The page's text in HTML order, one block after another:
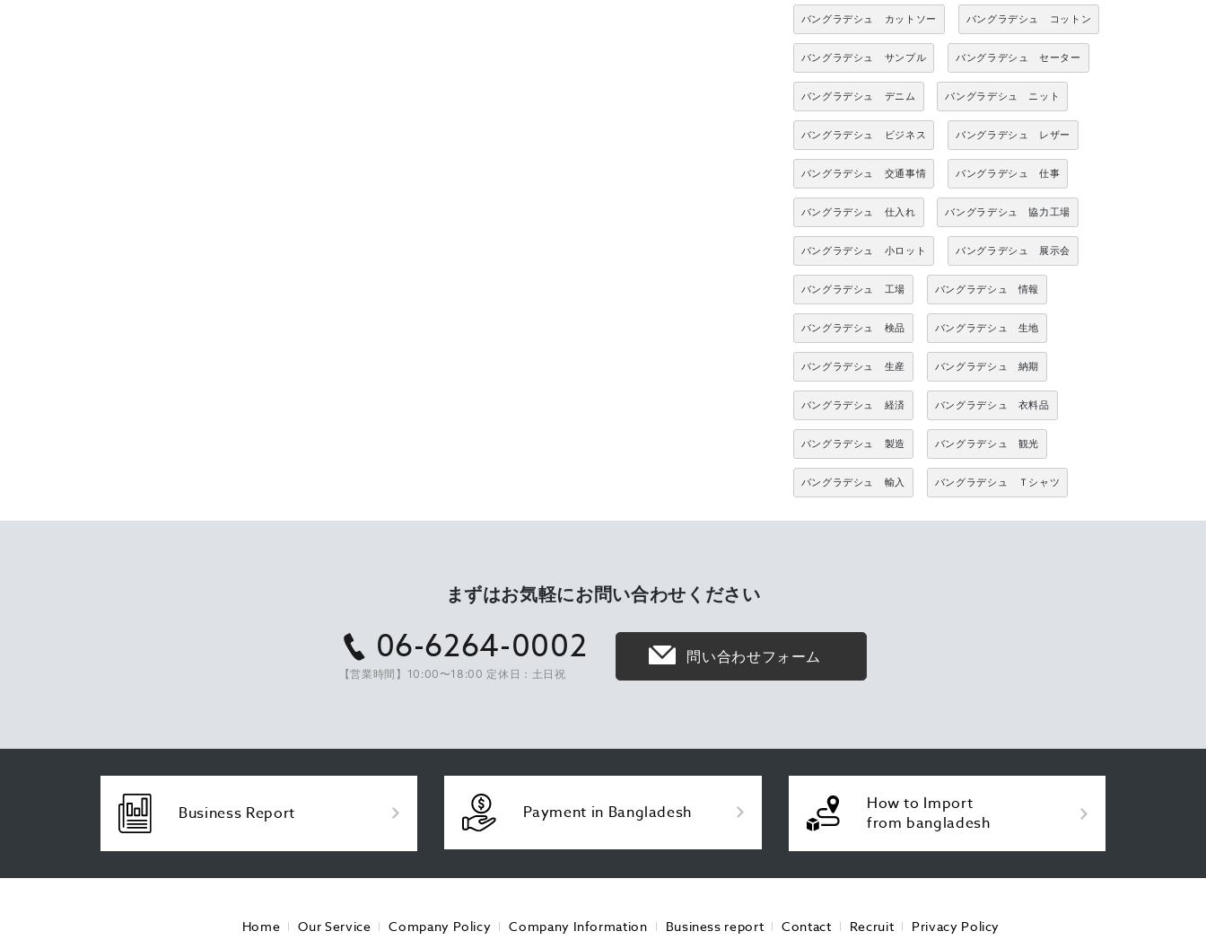
バングラデシュ カットソー バングラデシュ コットン
バングラデシュ サンプル バングラデシュ セーター
バングラデシュ デニム バングラデシュ ニット
バングラデシュ ビジネス バングラデシュ レザー
バングラデシュ 交通事情 バングラデシュ 仕事
バングラデシュ 仕入れ バングラデシュ 協力工場
バングラデシュ 小ロット バングラデシュ 展示会
バングラデシュ 工場 バングラデシュ 情報
バングラデシュ 検品 バングラデシュ 生地
バングラデシュ 生産 バングラデシュ 納期
バングラデシュ 経済 バングラデシュ 衣料品
バングラデシュ 製造 バングラデシュ 観光
バングラデシュ 輸入 バングラデシュ Ｔシャツ
まずはお気軽にお問い合わせください
06-6264-0002
【営業時間】10:00〜18:00 定休日：土日祝
問い合わせフォーム
Business Report Payment in Bangladesh
How to Import
from bangladesh
Home Our Service Company Policy Company Information Business report Contact Recruit Privacy Policy